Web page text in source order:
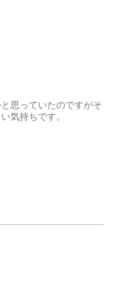
思っていたのですがそ
気持ちです。